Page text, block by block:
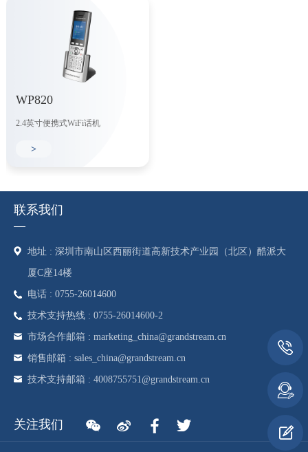
WP820
2.4英寸便携式WiFi话机
>
联系我们
地址 : 深圳市南山区西丽街道高新技术产业园（北区）酷派大
厦C座14楼
电话 : 0755-26014600
技术支持热线 : 0755-26014600-2
市场合作邮箱 : marketing_china@grandstream.cn
销售邮箱 : sales_china@grandstream.cn
技术支持邮箱 : 4008755751@grandstream.cn
关注我们